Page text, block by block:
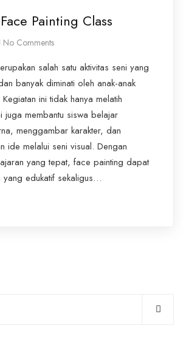
Painting Class
No Comments
salah satu aktivitas seni yang
banyak diminati oleh anak-anak
ini tidak hanya melatih
juga membantu siswa belajar
menggambar karakter, dan
ide melalui seni visual. Dengan
yang tepat, face painting dapat
yang edukatif sekaligus…